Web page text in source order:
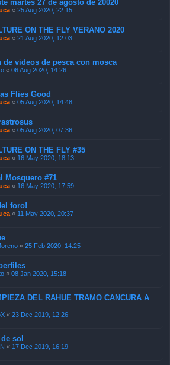
martes 27 de agosto de 20020
« 25 Aug 2020, 22:15
ON THE FLY VERANO 2020
« 21 Aug 2020, 12:03
de videos de pesca con mosca
« 06 Aug 2020, 14:26
Flies Good
« 05 Aug 2020, 14:48
« 05 Aug 2020, 07:36
ON THE FLY #35
« 16 May 2020, 18:13
Mosquero #71
« 16 May 2020, 17:59
foro!
« 11 May 2020, 20:37
« 25 Feb 2020, 14:25
« 08 Jan 2020, 15:18
DEL RAHUE TRAMO CANCURA A
« 23 Dec 2019, 12:26
sol
« 17 Dec 2019, 16:19